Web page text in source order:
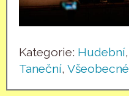
Kategorie: Hudební,
Taneční,Všeobecné